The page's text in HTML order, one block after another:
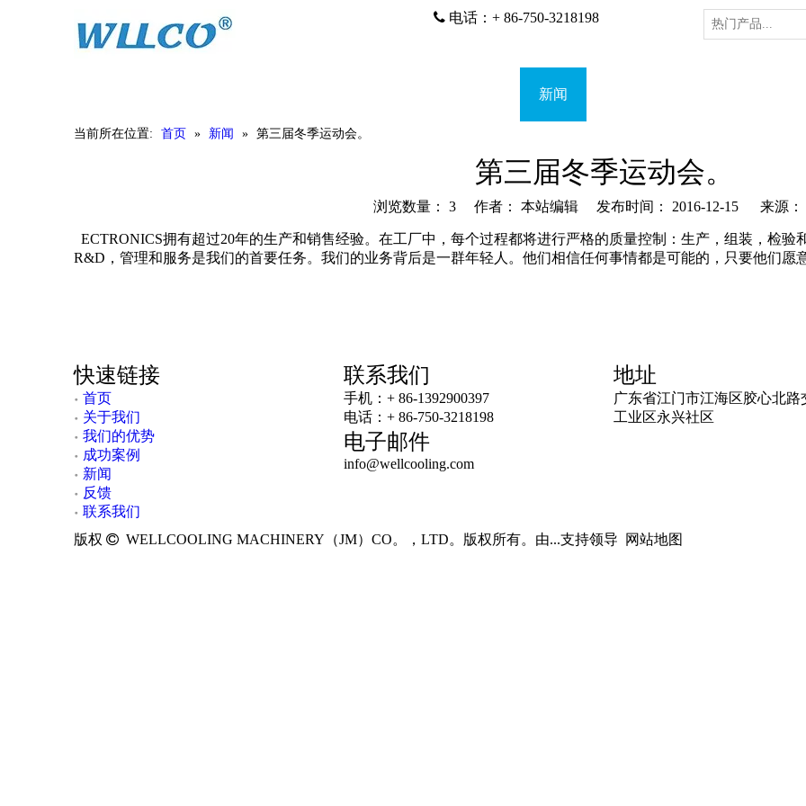
 电话：+ 86-750-3218198
新闻
当前所在位置: 首页 » 新闻 » 第三届冬季运动会。
第三届冬季运动会。
浏览数量： 3 作者： 本站编辑 发布时间： 2016-12-15 来源：
ECTRONICS拥有超过20年的生产和销售经验。在工厂中，每个过程都将进行严格的质量控制：生产，组装，检
R&D，管理和服务是我们的首要任务。我们的业务背后是一群年轻人。他们相信任何事情都是可能的，只要他们愿
快速链接
首页
关于我们
我们的优势
成功案例
新闻
反馈
联系我们
联系我们
手机：+ 86-1392900397
电话：+ 86-750-3218198
电子邮件
info@wellcooling.com
地址
广东省江门市江海区胶心北路
工业区永兴社区
版权  WELLCOOLING MACHINERY（JM）CO。，LTD。版权所有。由...支持领导 网站地图